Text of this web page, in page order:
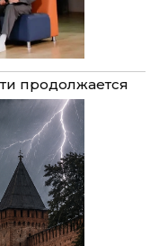
продолжается